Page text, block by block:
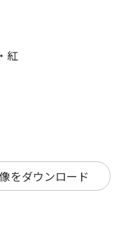
紅
をダウンロード